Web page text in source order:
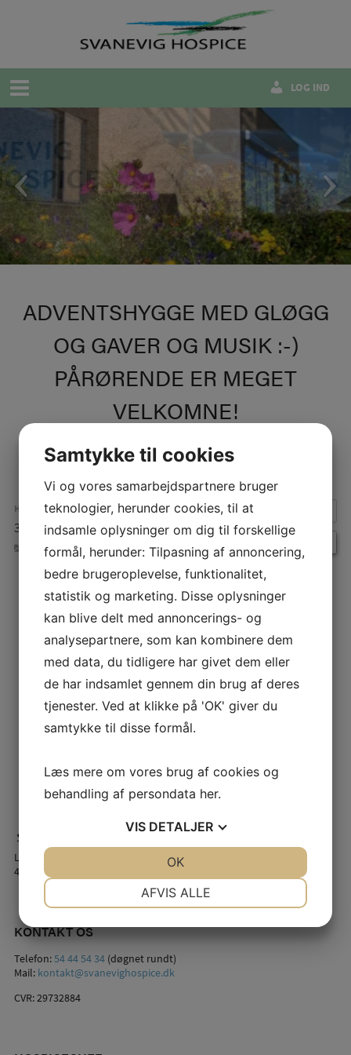
LOG IND
ADVENTSHYGGE MED GLØGG
OG GAVER OG MUSIK :-)
PÅRØRENDE ER MEGET
VELKOMNE!
HVORNÅR:
30. november 2025 kl. 15:00 – 16:00 Repeats
BEGIVENHEDER
INDLÆGSNAVIGATION
Lindstrømsvej 2
4941 Bandholm
KONTAKT OS
Telefon:54 44 54 34(døgnet rundt)
Mail: kontakt@svanevighospice.dk
CVR: 29732884
Samtykke til cookies
Vi og vores samarbejdspartnere bruger
teknologier, herunder cookies, til at
indsamle oplysninger om dig til forskellige
formål, herunder: Tilpasning af annoncering,
bedre brugeroplevelse, funktionalitet,
statistik og marketing. Disse oplysninger
kan blive delt med annoncerings- og
analysepartnere, som kan kombinere dem
med data, du tidligere har givet dem eller
de har indsamlet gennem din brug af deres
tjenester. Ved at klikke på 'OK' giver du
samtykke til disse formål.
Læs mere om vores brug af cookies og
behandling af persondata her.
VIS DETALJER
MARKETING
AFVIS ALLE
OK